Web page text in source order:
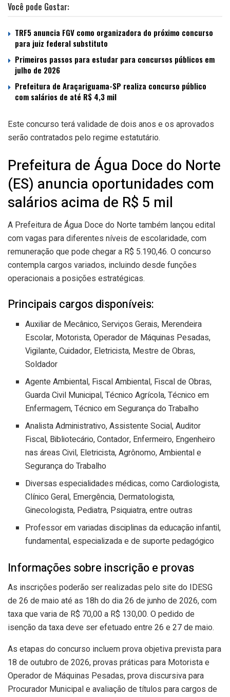
Você pode Gostar:
TRF5 anuncia FGV como organizadora do próximo concurso
para juiz federal substituto
Primeiros passos para estudar para concursos públicos em
julho de 2026
Prefeitura de Araçariguama-SP realiza concurso público
com salários de até R$ 4,3 mil
Este concurso terá validade de dois anos e os aprovados
serão contratados pelo regime estatutário.
Prefeitura de Água Doce do Norte
(ES) anuncia oportunidades com
salários acima de R$ 5 mil
A Prefeitura de Água Doce do Norte também lançou edital
com vagas para diferentes níveis de escolaridade, com
remuneração que pode chegar a R$ 5.190,46. O concurso
contempla cargos variados, incluindo desde funções
operacionais a posições estratégicas.
Principais cargos disponíveis:
Auxiliar de Mecânico, Serviços Gerais, Merendeira
Escolar, Motorista, Operador de Máquinas Pesadas,
Vigilante, Cuidador, Eletricista, Mestre de Obras,
Soldador
Agente Ambiental, Fiscal Ambiental, Fiscal de Obras,
Guarda Civil Municipal, Técnico Agrícola, Técnico em
Enfermagem, Técnico em Segurança do Trabalho
Analista Administrativo, Assistente Social, Auditor
Fiscal, Bibliotecário, Contador, Enfermeiro, Engenheiro
nas áreas Civil, Eletricista, Agrônomo, Ambiental e
Segurança do Trabalho
Diversas especialidades médicas, como Cardiologista,
Clínico Geral, Emergência, Dermatologista,
Ginecologista, Pediatra, Psiquiatra, entre outras
Professor em variadas disciplinas da educação infantil,
fundamental, especializada e de suporte pedagógico
Informações sobre inscrição e provas
As inscrições poderão ser realizadas pelo site do IDESG
de 26 de maio até as 18h do dia 26 de junho de 2026, com
taxa que varia de R$ 70,00 a R$ 130,00. O pedido de
isenção da taxa deve ser efetuado entre 26 e 27 de maio.
As etapas do concurso incluem prova objetiva prevista para
18 de outubro de 2026, provas práticas para Motorista e
Operador de Máquinas Pesadas, prova discursiva para
Procurador Municipal e avaliação de títulos para cargos de